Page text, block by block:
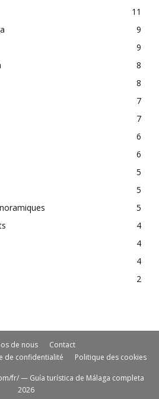
11
9
9
8
8
7
7
6
6
5
5
5
4
4
4
2
de nous
Contact
de confidentialité
Politique des cookies
fr/ — Guía turística de Málaga completa
2026